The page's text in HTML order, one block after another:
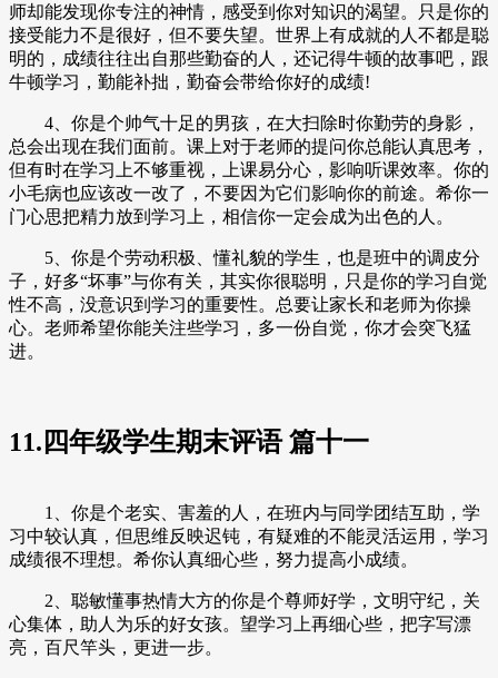
师却能发现你专注的神情，感受到你对知识的渴望。只是你的
接受能力不是很好，但不要失望。世界上有成就的人不都是聪
明的，成绩往往出自那些勤奋的人，还记得牛顿的故事吧，跟
牛顿学习，勤能补拙，勤奋会带给你好的成绩!
4、你是个帅气十足的男孩，在大扫除时你勤劳的身影，
总会出现在我们面前。课上对于老师的提问你总能认真思考，
但有时在学习上不够重视，上课易分心，影响听课效率。你的
小毛病也应该改一改了，不要因为它们影响你的前途。希你一
门心思把精力放到学习上，相信你一定会成为出色的人。
5、你是个劳动积极、懂礼貌的学生，也是班中的调皮分
子，好多“坏事”与你有关，其实你很聪明，只是你的学习自觉
性不高，没意识到学习的重要性。总要让家长和老师为你操
心。老师希望你能关注些学习，多一份自觉，你才会突飞猛
进。
11.四年级学生期末评语 篇十一
1、你是个老实、害羞的人，在班内与同学团结互助，学
习中较认真，但思维反映迟钝，有疑难的不能灵活运用，学习
成绩很不理想。希你认真细心些，努力提高小成绩。
2、聪敏懂事热情大方的你是个尊师好学，文明守纪，关
心集体，助人为乐的好女孩。望学习上再细心些，把字写漂
亮，百尺竿头，更进一步。